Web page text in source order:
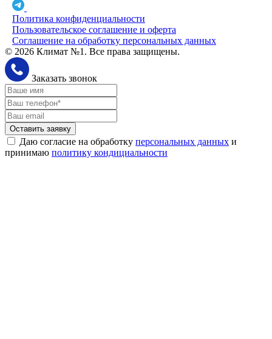
Политика конфиденциальности
Пользовательское соглашение и оферта
Соглашение на обработку персональных данных
© 2026 Климат №1. Все права защищены.
Заказать звонок
Оставить заявку
Даю согласие на обработку персональных данных и
принимаю политику кондициальности